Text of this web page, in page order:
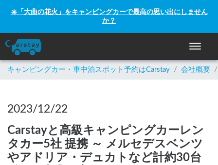
☀️「大曲の花火」をキャンピングカーで最高の思い出にしません
か？
ナビゲ
キャンピングカー・車中泊スポット予約はCarstay / 会社概要 /
2023/12/22
Carstayと高級キャンピングカーレン
タカー5社 提携 ～ メルセデスベンツ
やアドリア・デュカトなど計約30台